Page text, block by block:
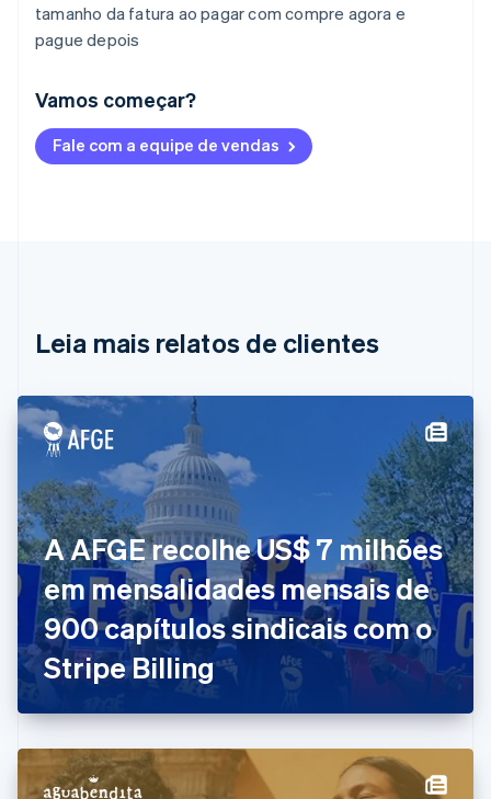
tamanho da fatura ao pagar com compre agora e
pague depois
Vamos começar?
Fale com a equipe de vendas
Leia mais relatos de clientes
A AFGE recolhe US$ 7 milhões
em mensalidades mensais de
900 capítulos sindicais com o
Stripe Billing
DeutschEnglish
Austrália
Bulgária
English Français
China continental
简体中文 English
Chipre
English
Croácia
EnglishItaliano
Dinamarca
English
Emirados Árabes Unidos
English
Eslováquia
English
EnglishItaliano
Espanha
EspañolEnglish
Estados Unidos